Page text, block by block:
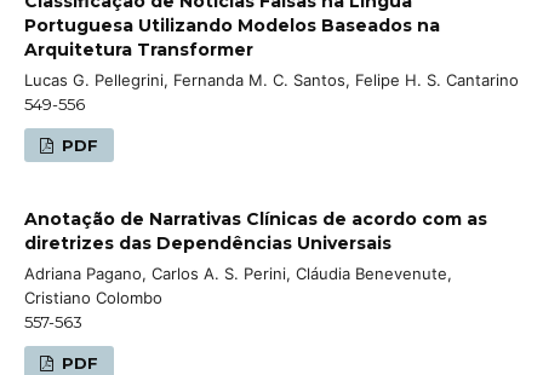
Portuguesa Utilizando Modelos Baseados na
Arquitetura Transformer
Lucas G. Pellegrini, Fernanda M. C. Santos, Felipe H. S. Cantarino
549-556
PDF
Anotação de Narrativas Clínicas de acordo com as
diretrizes das Dependências Universais
Adriana Pagano, Carlos A. S. Perini, Cláudia Benevenute,
Cristiano Colombo
557-563
PDF